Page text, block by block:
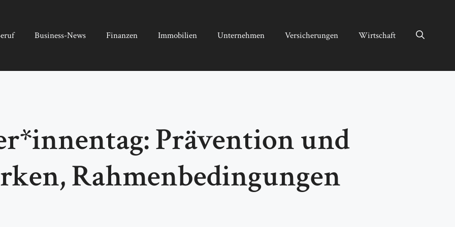
Business-News Finanzen Immobilien Unternehmen Versicherungen Wirtschaft
Prävention und
Rahmenbedingungen